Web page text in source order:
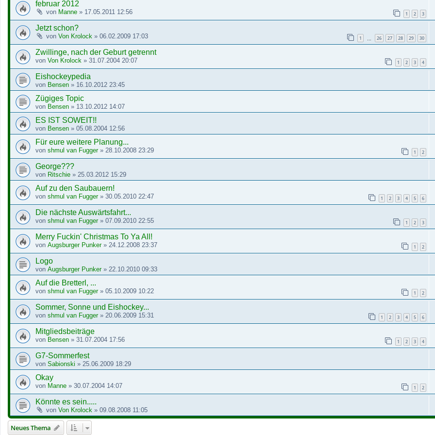
februar 2012
von Manne » 17.05.2011 12:56 1 2 3
Jetzt schon?
von Von Krolock » 06.02.2009 17:03 1 26 27 28 29 30
Zwillinge, nach der Geburt getrennt
von Von Krolock » 31.07.2004 20:07 1 2 3 4
Eishockeypedia
von Bensen » 16.10.2012 23:45
Zügiges Topic
von Bensen » 13.10.2012 14:07
ES IST SOWEIT!!
von Bensen » 05.08.2004 12:56
Für eure weitere Planung...
von shmul van Fugger» 28.10.2008 23:29 1 2
George???
von Ritschie » 25.03.2012 15:29
Auf zu den Saubauern!
von shmul van Fugger» 30.05.2010 22:47 1 2 3 4 5 6
Die nächste Auswärtsfahrt...
von shmul van Fugger» 07.09.2010 22:55 1 2 3
Merry Fuckin' Christmas To Ya All!
von Augsburger Punker» 24.12.2008 23:37 1 2
Logo
von Augsburger Punker» 22.10.2010 09:33
Auf die Bretterl, ...
von shmul van Fugger» 05.10.2009 10:22 1 2
Sommer, Sonne und Eishockey...
von shmul van Fugger» 20.06.2009 15:31 1 2 3 4 5 6
Mitgliedsbeiträge
von Bensen » 31.07.2004 17:56 1 2 3 4
G7-Sommerfest
von Sabionski » 25.06.2009 18:29
Okay
von Manne » 30.07.2004 14:07 1 2
Könnte es sein.....
von Von Krolock » 09.08.2008 11:05
Neues Thema